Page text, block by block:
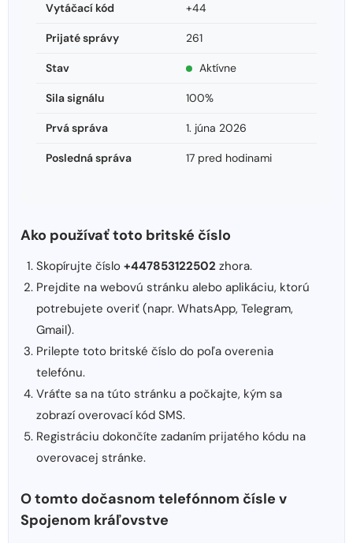
Vytáčací kód +44
Prijaté správy 261
Stav Aktívne
Sila signálu 100%
Prvá správa 1. júna 2026
Posledná správa 17 pred hodinami
Ako používať toto britské číslo
Skopírujte číslo +447853122502 zhora.
Prejdite na webovú stránku alebo aplikáciu, ktorú
potrebujete overiť (napr. WhatsApp, Telegram,
Gmail).
Prilepte toto britské číslo do poľa overenia
telefónu.
Vráťte sa na túto stránku a počkajte, kým sa
zobrazí overovací kód SMS.
Registráciu dokončíte zadaním prijatého kódu na
overovacej stránke.
O tomto dočasnom telefónnom čísle v
Spojenom kráľovstve